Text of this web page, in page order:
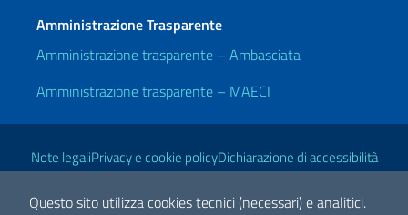
Questo sito utilizza cookies tecnici (necessari) e analitici.
Amministrazione Trasparente
Amministrazione trasparente – Ambasciata
Amministrazione trasparente – MAECI
Link Utili
Note legaliPrivacy e cookie policyDichiarazione di accessibilità